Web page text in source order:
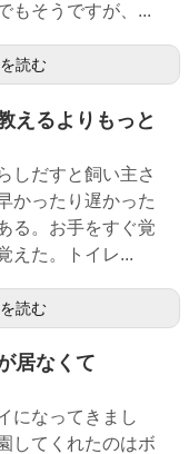
もそうですが、...
読む
えるよりもっと
しだすと飼い主さ
かったり遅かった
る。お手をすぐ覚
えた。トイレ...
読む
居なくて
になってきまし
してくれたのはボ